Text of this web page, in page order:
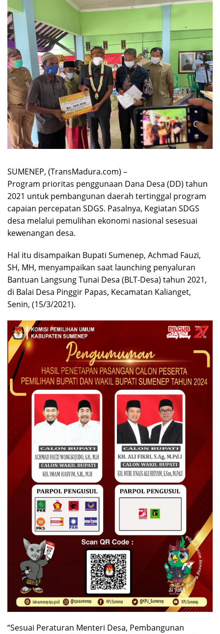
SUMENEP, (TransMadura.com) –
Program prioritas penggunaan Dana Desa (DD) tahun
2021 untuk pembangunan daerah tertinggal program
capaian percepatan SDGS. Pasalnya, Kegiatan SDGS
desa melalui pemulihan ekonomi nasional sesesuai
kewenangan desa.
Hal itu disampaikan Bupati Sumenep, Achmad Fauzi,
SH, MH, menyampaikan saat launching penyaluran
Bantuan Langsung Tunai Desa (BLT-Desa) tahun 2021,
di Balai Desa Pinggir Papas, Kecamatan Kalianget,
Senin, (15/3/2021).
“Sesuai Peraturan Menteri Desa, Pembangunan